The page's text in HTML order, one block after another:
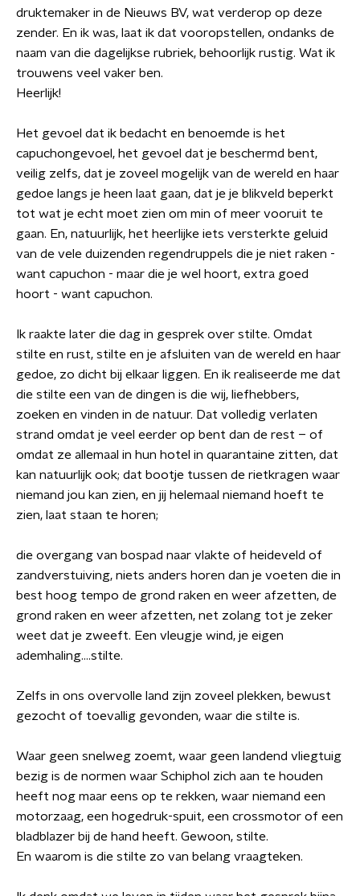
druktemaker in de Nieuws BV, wat verderop op deze
zender. En ik was, laat ik dat vooropstellen, ondanks de
naam van die dagelijkse rubriek, behoorlijk rustig. Wat ik
trouwens veel vaker ben.
Heerlijk!
Het gevoel dat ik bedacht en benoemde is het
capuchongevoel, het gevoel dat je beschermd bent,
veilig zelfs, dat je zoveel mogelijk van de wereld en haar
gedoe langs je heen laat gaan, dat je je blikveld beperkt
tot wat je echt moet zien om min of meer vooruit te
gaan. En, natuurlijk, het heerlijke iets versterkte geluid
van de vele duizenden regendruppels die je niet raken -
want capuchon - maar die je wel hoort, extra goed
hoort - want capuchon.
Ik raakte later die dag in gesprek over stilte. Omdat
stilte en rust, stilte en je afsluiten van de wereld en haar
gedoe, zo dicht bij elkaar liggen. En ik realiseerde me dat
die stilte een van de dingen is die wij, liefhebbers,
zoeken en vinden in de natuur. Dat volledig verlaten
strand omdat je veel eerder op bent dan de rest – of
omdat ze allemaal in hun hotel in quarantaine zitten, dat
kan natuurlijk ook; dat bootje tussen de rietkragen waar
niemand jou kan zien, en jij helemaal niemand hoeft te
zien, laat staan te horen;
die overgang van bospad naar vlakte of heideveld of
zandverstuiving, niets anders horen dan je voeten die in
best hoog tempo de grond raken en weer afzetten, de
grond raken en weer afzetten, net zolang tot je zeker
weet dat je zweeft. Een vleugje wind, je eigen
ademhaling....stilte.
Zelfs in ons overvolle land zijn zoveel plekken, bewust
gezocht of toevallig gevonden, waar die stilte is.
Waar geen snelweg zoemt, waar geen landend vliegtuig
bezig is de normen waar Schiphol zich aan te houden
heeft nog maar eens op te rekken, waar niemand een
motorzaag, een hogedruk-spuit, een crossmotor of een
bladblazer bij de hand heeft. Gewoon, stilte.
En waarom is die stilte zo van belang vraagteken.